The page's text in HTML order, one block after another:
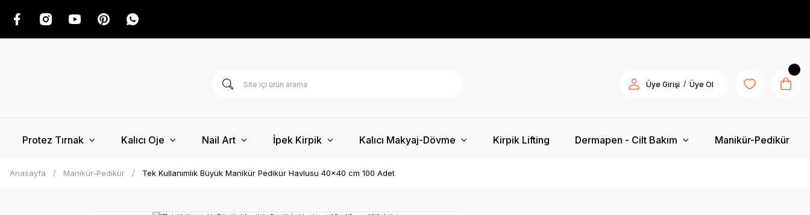
Üye Girişi / Üye Ol
Protez Tırnak Kalıcı Oje Nail Art İpek Kirpik Kalıcı Makyaj-Dövme Kirpik Lifting Dermapen - Cilt Bakım Manikür-Pedikür
Anasayfa Manikür-Pedikür Tek Kullanımlık Büyük Manikür Pedikür Havlusu 40x40 cm 100 Adet